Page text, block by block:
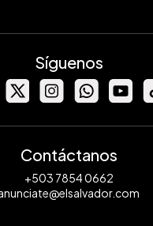
Síguenos
Contáctanos
+503 7854 0662